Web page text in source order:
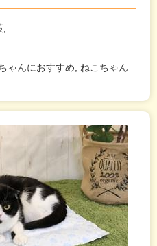
ゃんにおすすめ, ねこちゃん